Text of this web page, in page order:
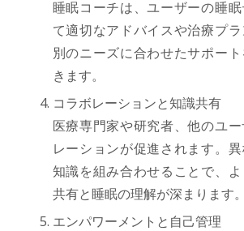
睡眠コーチは、ユーザーの睡
て適切なアドバイスや治療プ
別のニーズに合わせたサポー
きます。
コラボレーションと知識共有
医療専門家や研究者、他のユ
レーションが促進されます。
知識を組み合わせることで、
共有と睡眠の理解が深まります。
エンパワーメントと自己管理